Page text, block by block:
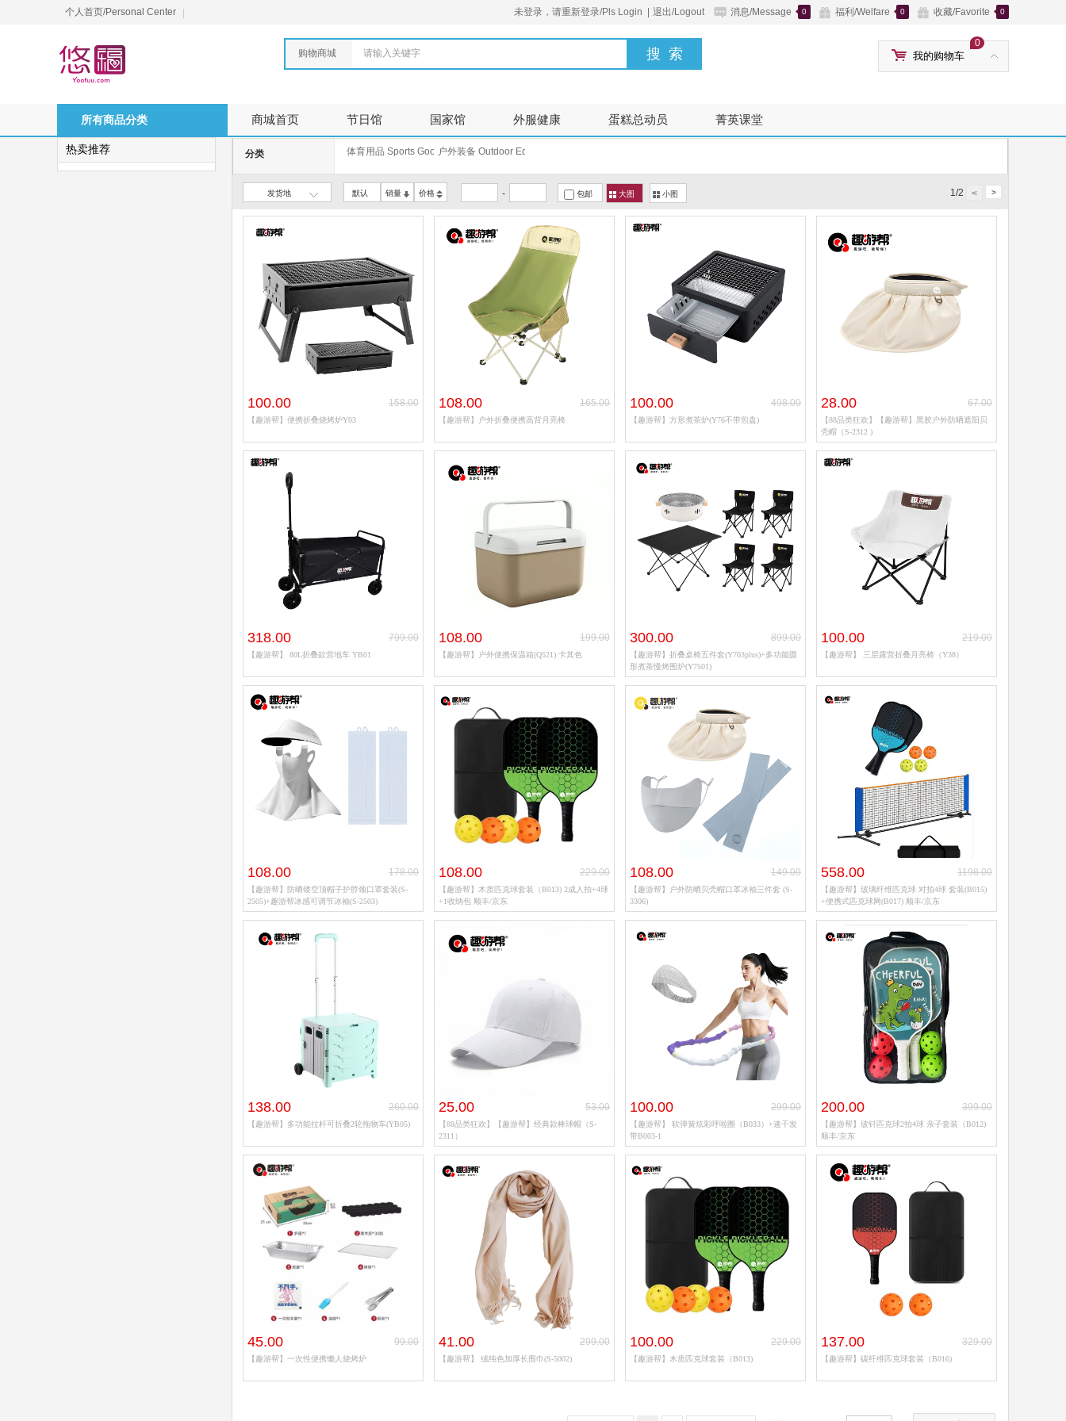
个人首页/Personal Center 收藏/Favorite 0
福利/Welfare 0
消息/Message 0
未登录，请重新登录/Pls Login 退出/Logout
购物商城 请输入关键字 我的购物车
0
所有商品分类 商城首页 节日馆 国家馆 外服健康 蛋糕总动员 菁英课堂
热卖推荐 分类 体育用品 Sports Goods户外装备 Outdoor Equipment
发货地 默认 销量 价格 - 包邮 大图 小图 1/2 < >
100.00 158.00
【趣游帮】便携折叠烧烤炉Y03
108.00 165.00
【趣游帮】户外折叠便携高背月亮椅
100.00 498.00
【趣游帮】方形煮茶炉(Y76不带煎盘)
28.00 67.00
【88品类狂欢】【趣游帮】黑胶户外防晒遮阳贝
壳帽（S-2312 )
318.00 799.00
【趣游帮】 80L折叠款营地车 YB01
108.00 199.00
【趣游帮】户外便携保温箱(Q521) 卡其色
300.00 899.00
【趣游帮】折叠桌椅五件套(Y703plus)+多功能圆
形煮茶慢烤围炉(Y7501)
100.00 219.00
【趣游帮】 三层露营折叠月亮椅（Y38）
108.00 178.00
【趣游帮】防晒镂空顶帽子护脖颈口罩套装(S-
2505)+趣游帮冰感可调节冰袖(S-2503)
108.00 229.00
【趣游帮】木质匹克球套装（B013) 2成人拍+4球
+1收纳包 顺丰/京东
108.00 149.00
【趣游帮】户外防晒贝壳帽口罩冰袖三件套 (S-
3306)
558.00 1198.00
【趣游帮】玻璃纤维匹克球 对拍4球 套装(B015)
+便携式匹克球网(B017) 顺丰/京东
138.00 260.00
【趣游帮】多功能拉杆可折叠2轮拖物车(YB05)
25.00 53.00
【88品类狂欢】【趣游帮】经典款棒球帽（S-
2311）
100.00 299.00
【趣游帮】 软弹簧炫彩呼啦圈（B033）+速干发
带B003-1
200.00 399.00
【趣游帮】玻钎匹克球2拍4球 亲子套装（B012)
顺丰/京东
45.00 99.00
【趣游帮】一次性便携懒人烧烤炉
41.00 299.00
【趣游帮】 绒纯色加厚长围巾(S-5002)
100.00 229.00
【趣游帮】木质匹克球套装（B013)
137.00 329.00
【趣游帮】碳纤维匹克球套装（B016)